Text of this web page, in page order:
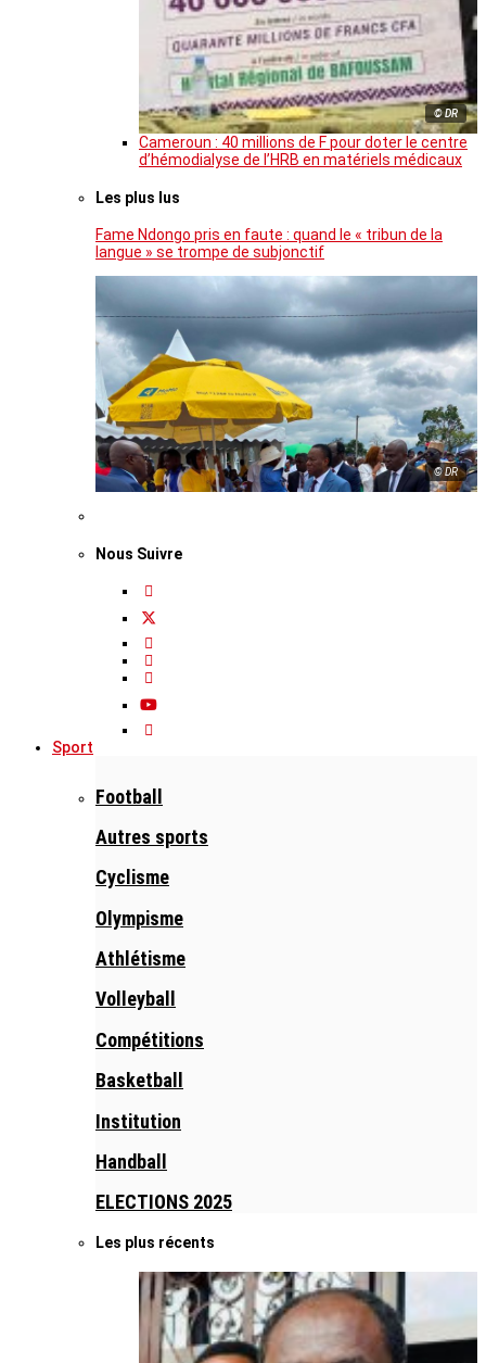
© DR
Cameroun : 40 millions de F pour doter le centre
d’hémodialyse de l’HRB en matériels médicaux
Les plus lus
Fame Ndongo pris en faute : quand le « tribun de la
langue » se trompe de subjonctif
© DR
Nous Suivre
Sport
Football
Autres sports
Cyclisme
Olympisme
Athlétisme
Volleyball
Compétitions
Basketball
Institution
Handball
ELECTIONS 2025
Les plus récents